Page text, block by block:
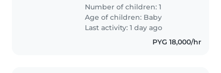
jugar y acompañar a bebés
curiosos. Preferible que se..
Number of children: 1
Age of children: Baby
Last activity: 1 day ago
PYG 18,000/hr